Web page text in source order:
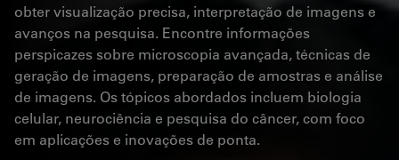
obter visualização precisa, interpretação de imagens e
avanços na pesquisa. Encontre informações
perspicazes sobre microscopia avançada, técnicas de
geração de imagens, preparação de amostras e análise
de imagens. Os tópicos abordados incluem biologia
celular, neurociência e pesquisa do câncer, com foco
em aplicações e inovações de ponta.